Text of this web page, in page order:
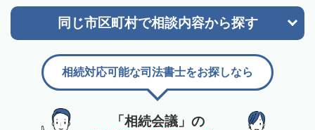
同じ市区町村で相談内容から探す
「相続会議」の
相続対応可能な司法書士をお探しなら